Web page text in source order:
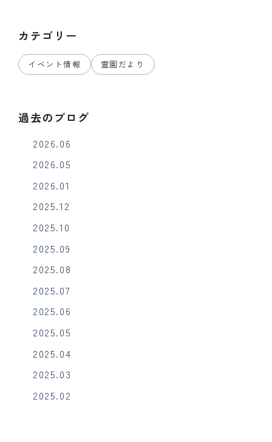
カテゴリー
イベント情報 霊園だより
過去のブログ
2026.06
2026.05
2026.01
2025.12
2025.10
2025.09
2025.08
2025.07
2025.06
2025.05
2025.04
2025.03
2025.02